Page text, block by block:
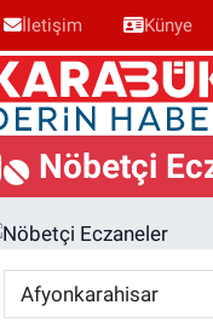
İletişim Künye
Nöbetçi
Eczaneler
Durumu
Yoğunluk Haritası
Puan Durumu ve